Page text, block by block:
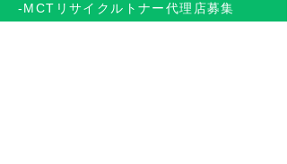
-MCTリサイクルトナー代理店募集